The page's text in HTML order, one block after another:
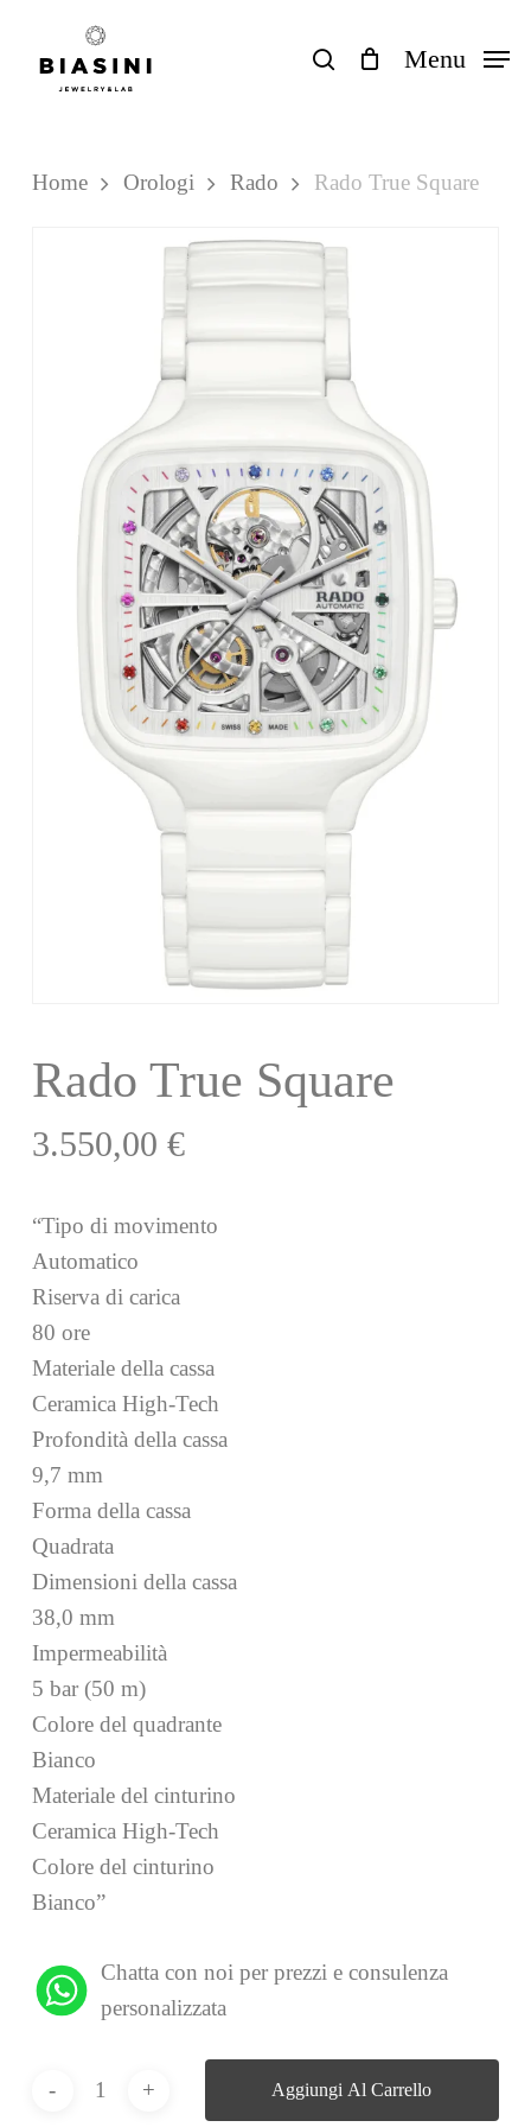
search Menu
Carrello
Close
Cart
Home Orologi Rado Rado True Square
Rado True Square
3.550,00 €
“Tipo di movimento
Automatico
Riserva di carica
80 ore
Materiale della cassa
Ceramica High-Tech
Profondità della cassa
9,7 mm
Forma della cassa
Quadrata
Dimensioni della cassa
38,0 mm
Impermeabilità
5 bar (50 m)
Colore del quadrante
Bianco
Materiale del cinturino
Ceramica High-Tech
Colore del cinturino
Bianco”
Chatta con noi per prezzi e consulenza
personalizzata
Aggiungi Al Carrello